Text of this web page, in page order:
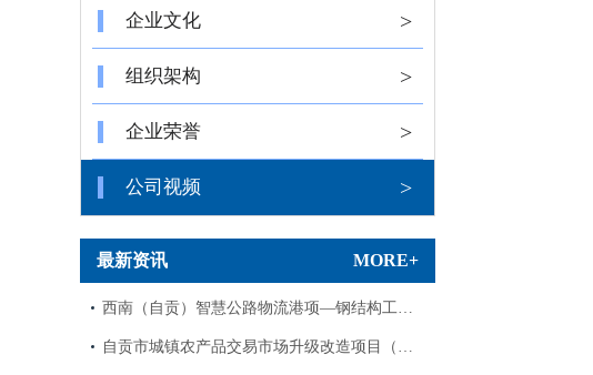
企业文化 >
组织架构 >
企业荣誉 >
公司视频 >
最新资讯 MORE+
西南（自贡）智慧公路物流港项—钢结构工…
自贡市城镇农产品交易市场升级改造项目（…